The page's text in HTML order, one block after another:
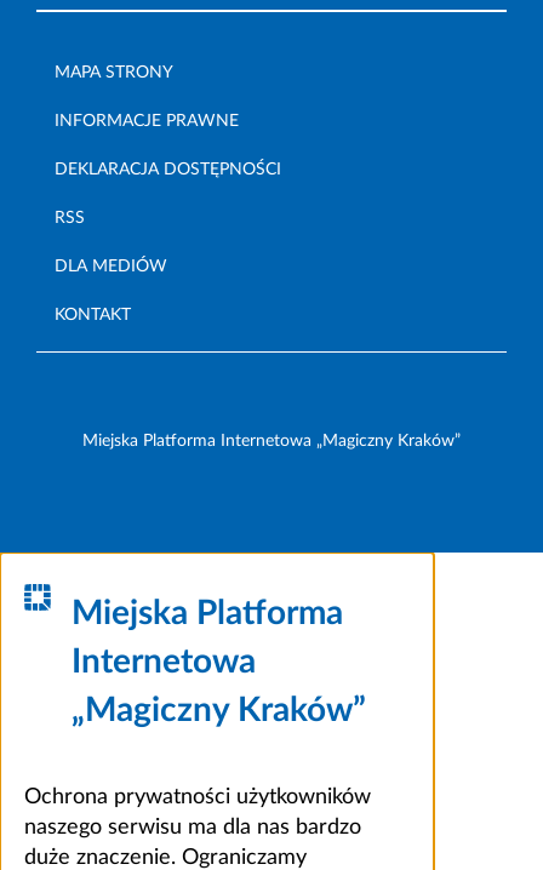
MAPA STRONY
INFORMACJE PRAWNE
DEKLARACJA DOSTĘPNOŚCI
RSS
DLA MEDIÓW
KONTAKT
Miejska Platforma Internetowa „Magiczny Kraków”
Miejska Platforma
Internetowa
„Magiczny Kraków”
Ochrona prywatności użytkowników
naszego serwisu ma dla nas bardzo
duże znaczenie. Ograniczamy